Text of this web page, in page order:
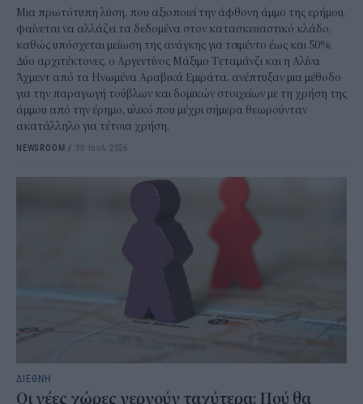
Μια πρωτότυπη λύση, που αξιοποιεί την άφθονη άμμο της ερήμου,
φαίνεται να αλλάζει τα δεδομένα στον κατασκευαστικό κλάδο,
καθώς υπόσχεται μείωση της ανάγκης για τσιμέντο έως και 50%.
Δύο αρχιτέκτονες, ο Αργεντίνος Μάξιμο Τεταμάνζι και η Αλίνα
Άχμεντ από τα Ηνωμένα Αραβικά Εμιράτα, ανέπτυξαν μια μέθοδο
για την παραγωγή τούβλων και δομικών στοιχείων με τη χρήση της
άμμου από την έρημο, υλικό που μέχρι σήμερα θεωρούνταν
ακατάλληλο για τέτοια χρήση.
NEWSROOM / 30 Ιουλ 2026
ΔΙΕΘΝΗ
Οι νέες χώρες γερνούν ταχύτερα: Πού θα